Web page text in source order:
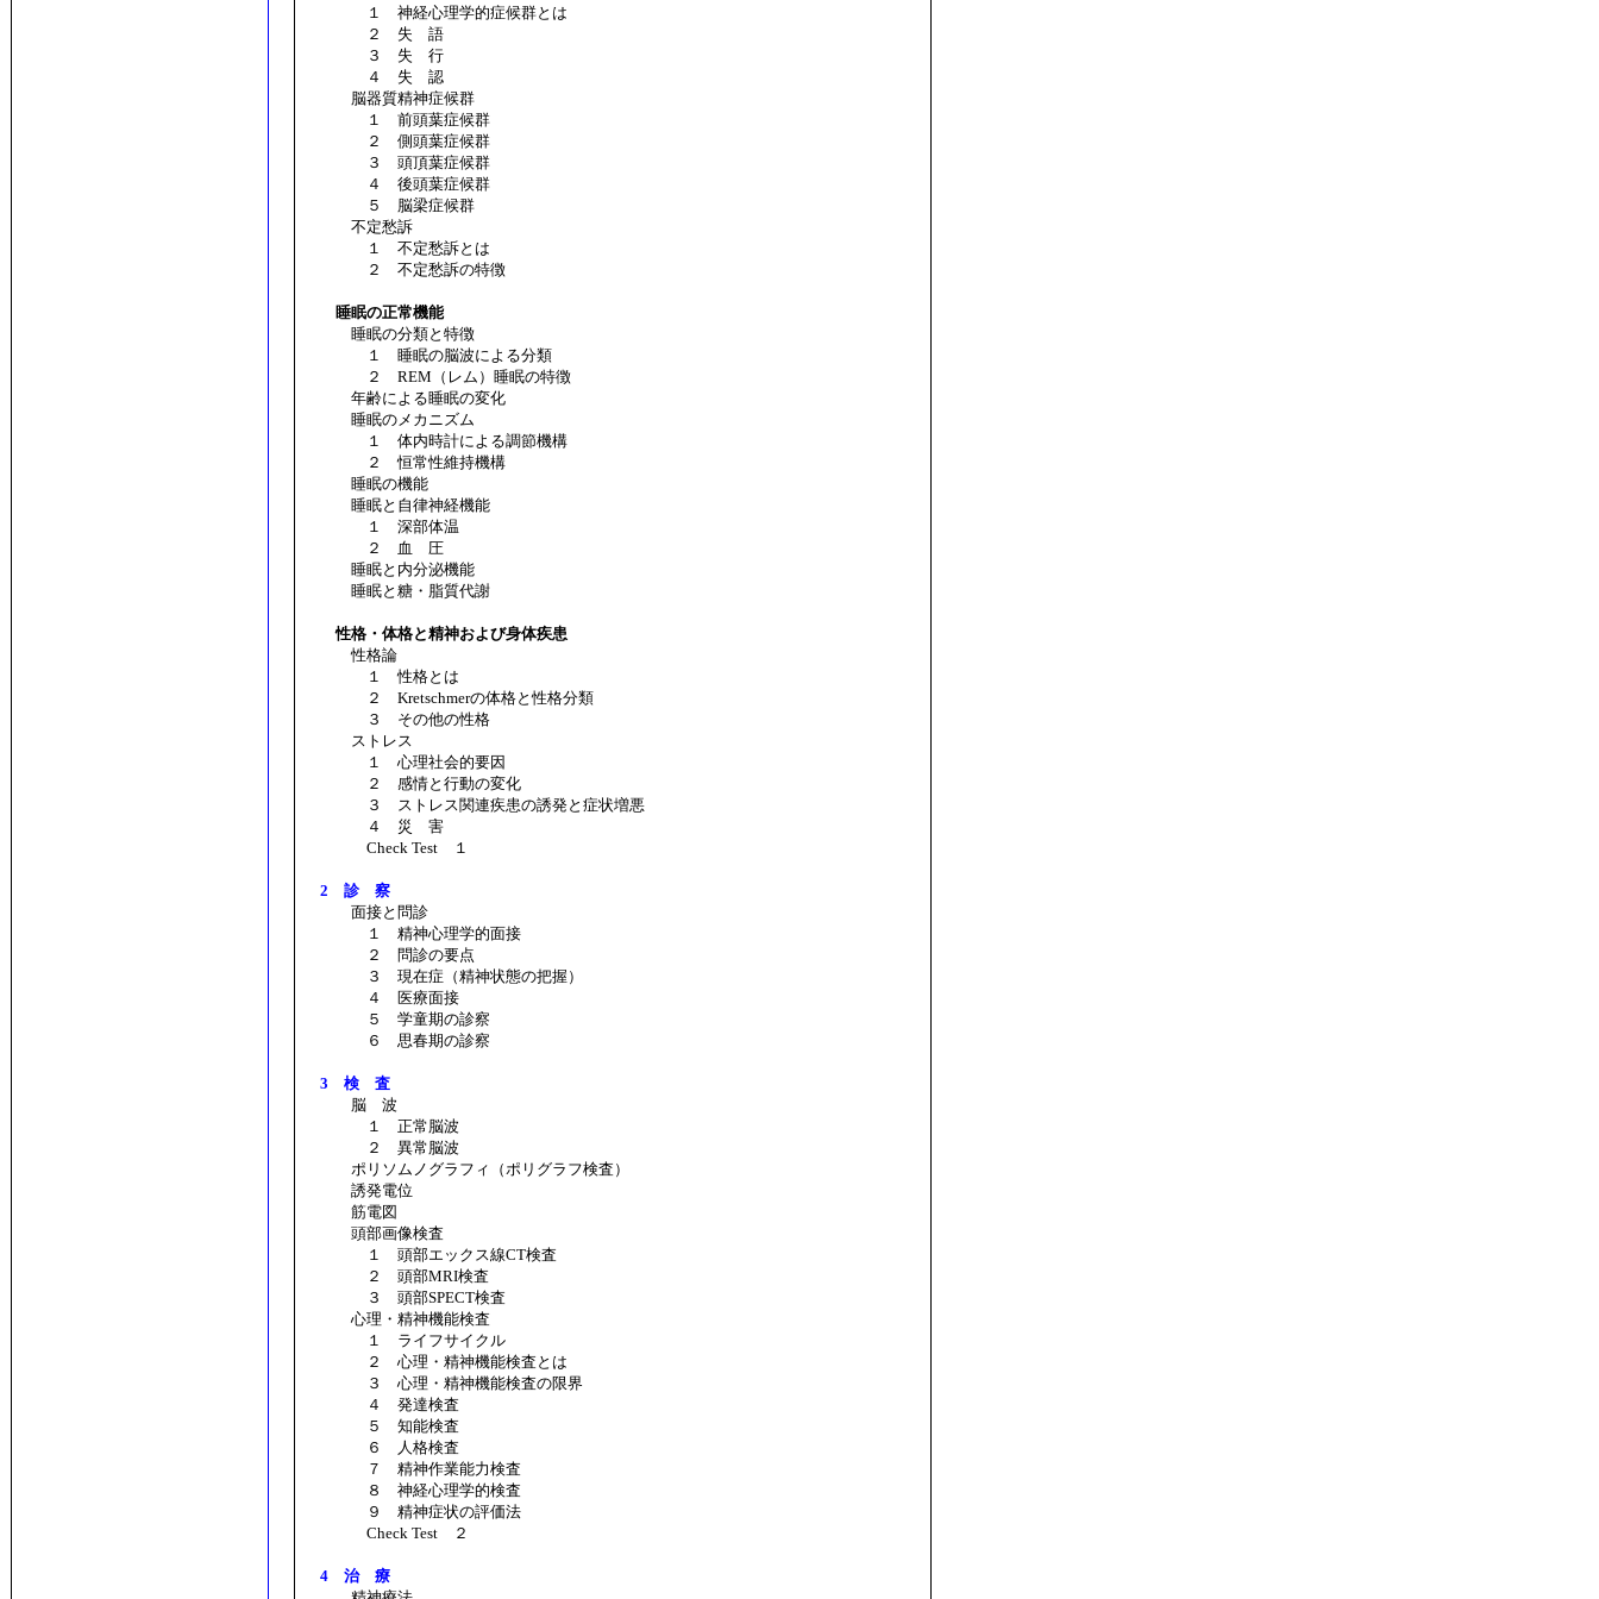
１ 神経心理学的症候群とは
２ 失 語
３ 失 行
４ 失 認
脳器質精神症候群
１ 前頭葉症候群
２ 側頭葉症候群
３ 頭頂葉症候群
４ 後頭葉症候群
５ 脳梁症候群
不定愁訴
１ 不定愁訴とは
２ 不定愁訴の特徴
睡眠の正常機能
睡眠の分類と特徴
１ 睡眠の脳波による分類
２ REM（レム）睡眠の特徴
年齢による睡眠の変化
睡眠のメカニズム
１ 体内時計による調節機構
２ 恒常性維持機構
睡眠の機能
睡眠と自律神経機能
１ 深部体温
２ 血 圧
睡眠と内分泌機能
睡眠と糖・脂質代謝
性格・体格と精神および身体疾患
性格論
１ 性格とは
２ Kretschmerの体格と性格分類
３ その他の性格
ストレス
１ 心理社会的要因
２ 感情と行動の変化
３ ストレス関連疾患の誘発と症状増悪
４ 災 害
Check Test １
2 診 察
面接と問診
１ 精神心理学的面接
２ 問診の要点
３ 現在症（精神状態の把握）
４ 医療面接
５ 学童期の診察
６ 思春期の診察
3 検 査
脳 波
１ 正常脳波
２ 異常脳波
ポリソムノグラフィ（ポリグラフ検査）
誘発電位
筋電図
頭部画像検査
１ 頭部エックス線CT検査
２ 頭部MRI検査
３ 頭部SPECT検査
心理・精神機能検査
１ ライフサイクル
２ 心理・精神機能検査とは
３ 心理・精神機能検査の限界
４ 発達検査
５ 知能検査
６ 人格検査
７ 精神作業能力検査
８ 神経心理学的検査
９ 精神症状の評価法
Check Test ２
4 治 療